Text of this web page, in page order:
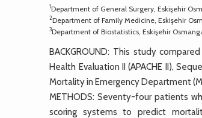
1Department of General Surgery, Eskişehir
2Department of Family Medicine, Eskişehir
3Department of Biostatistics, Eskişehir
BACKGROUND: This study
Health Evaluation II (APACHE II),
Mortality in Emergency Department
METHODS: Seventy-four patients
scoring systems to predict